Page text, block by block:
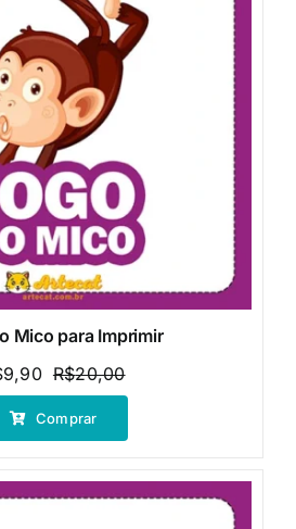
Mico para Imprimir
R$20,00O
preço
era:
9,90
O
preço
é:
Comprar